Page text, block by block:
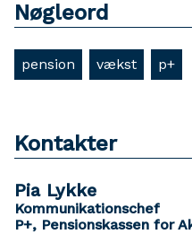
Nøgleord
pension vækst p+
Kontakter
Pia Lykke
Kommunikationschef
P+, Pensionskassen for